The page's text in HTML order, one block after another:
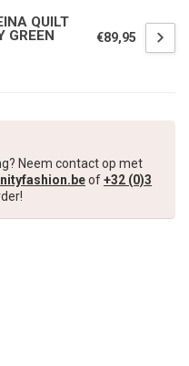
QUILT
GREEN
€89,95
Neem contact op met
of+32 (0)3